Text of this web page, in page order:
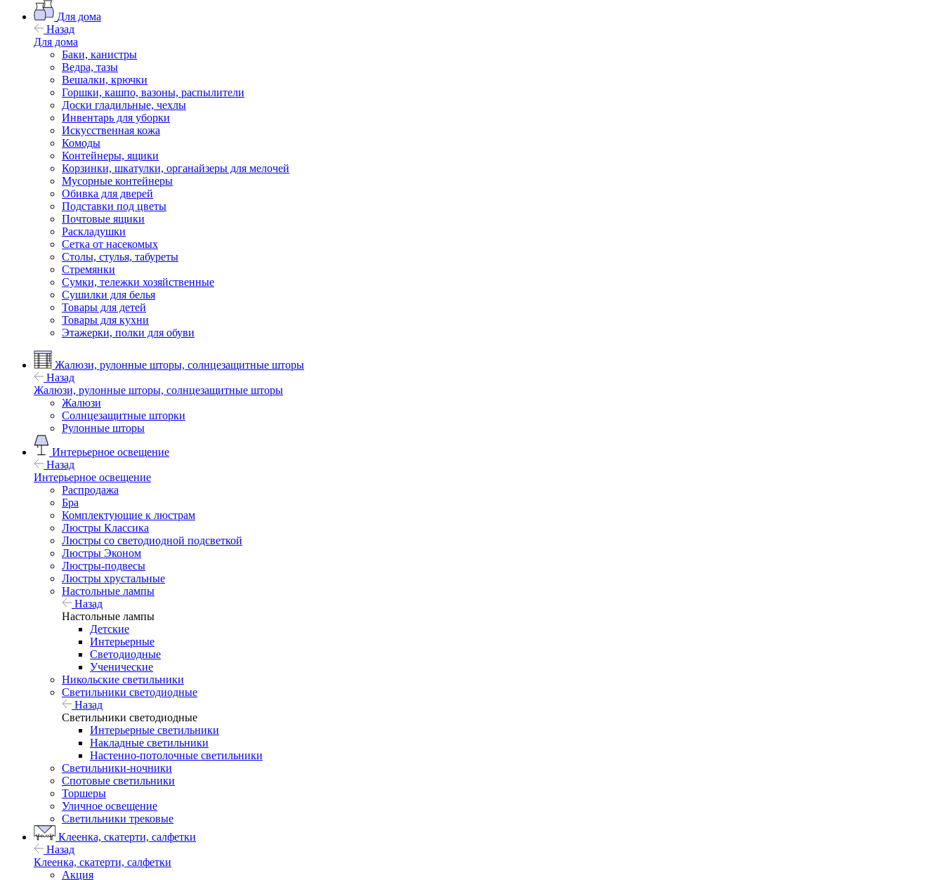
Для дома
Назад
Для дома
Баки, канистры
Ведра, тазы
Вешалки, крючки
Горшки, кашпо, вазоны, распылители
Доски гладильные, чехлы
Инвентарь для уборки
Искусственная кожа
Комоды
Контейнеры, ящики
Корзинки, шкатулки, органайзеры для мелочей
Мусорные контейнеры
Обивка для дверей
Подставки под цветы
Почтовые ящики
Раскладушки
Сетка от насекомых
Столы, стулья, табуреты
Стремянки
Сумки, тележки хозяйственные
Сушилки для белья
Товары для детей
Товары для кухни
Этажерки, полки для обуви
Жалюзи, рулонные шторы, солнцезащитные шторы
Назад
Жалюзи, рулонные шторы, солнцезащитные шторы
Жалюзи
Солнцезащитные шторки
Рулонные шторы
Интерьерное освещение
Назад
Интерьерное освещение
Распродажа
Бра
Комплектующие к люстрам
Люстры Классика
Люстры со светодиодной подсветкой
Люстры Эконом
Люстры-подвесы
Люстры хрустальные
Настольные лампы
Назад
Настольные лампы
Детские
Интерьерные
Светодиодные
Ученические
Никольские светильники
Светильники светодиодные
Назад
Светильники светодиодные
Интерьерные светильники
Накладные светильники
Настенно-потолочные светильники
Светильники-ночники
Спотовые светильники
Торшеры
Уличное освещение
Светильники трековые
Клеенка, скатерти, салфетки
Назад
Клеенка, скатерти, салфетки
Акция